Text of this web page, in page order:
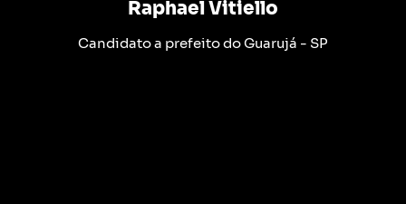
Raphael Vitiello
Candidato a prefeito do Guarujá - SP